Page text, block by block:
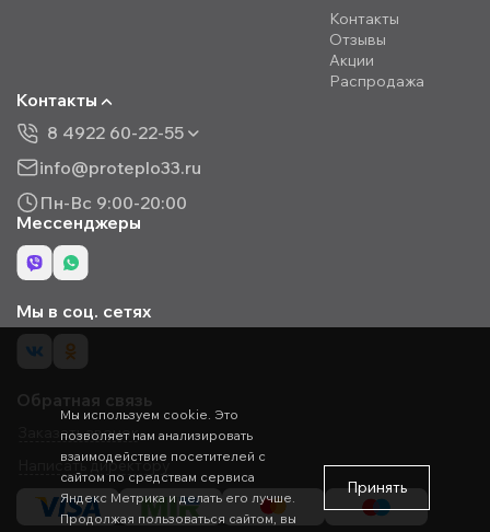
Контакты
Отзывы
Акции
Распродажа
Контакты
8 4922 60-22-55
info@proteplo33.ru
Пн-Вс 9:00-20:00
Мессенджеры
Мы в соц. сетях
Обратная связь
Заказать звонок
Написать директору
Мы используем cookie. Это
позволяет нам анализировать
взаимодействие посетителей с
сайтом по средствам сервиса
Яндекс Метрика и делать его лучше.
Продолжая пользоваться сайтом, вы
Принять